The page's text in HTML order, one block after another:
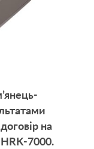
на
7000.